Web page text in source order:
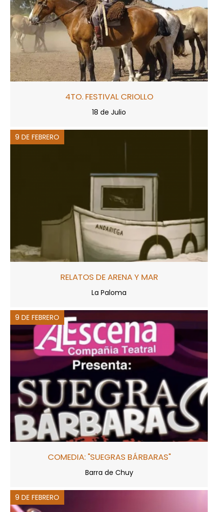
4TO. FESTIVAL CRIOLLO
18 de Julio
9 DE FEBRERO
RELATOS DE ARENA Y MAR
La Paloma
9 DE FEBRERO
COMEDIA: "SUEGRAS BÁRBARAS"
Barra de Chuy
9 DE FEBRERO